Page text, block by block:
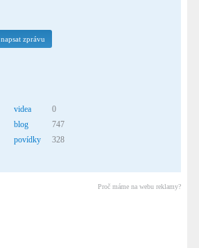
napsat zprávu
videa
0
blog
747
povídky
328
Proč máme na webu reklamy?